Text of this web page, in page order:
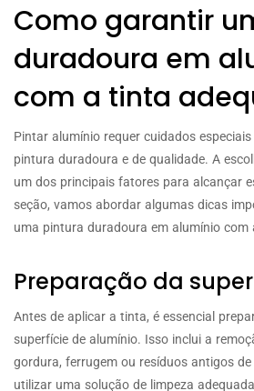
Como garantir
duradoura em
com a tinta
Pintar alumínio requer cuidados
pintura duradoura e de qualidade. A
um dos principais fatores para alcançar
seção, vamos abordar algumas dicas
uma pintura duradoura em alumínio com
Preparação da
Antes de aplicar a tinta, é essencial
superfície de alumínio. Isso inclui a
gordura, ferrugem ou resíduos antigos
utilizar uma solução de limpeza